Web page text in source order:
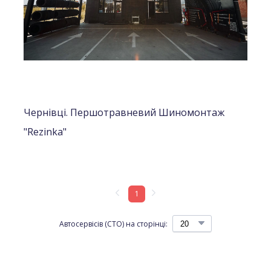
Чернівці. Першотравневий Шиномонтаж
"Rezinka"
Автосервісів (СТО) на сторінці:
1